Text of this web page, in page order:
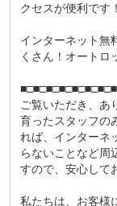
クセスが便利です！
インターネット無
くさん！オートロ
ご覧いただき、あ
育ったスタッフの
れば、インターネ
らないことなど周
すので、安心して
私たちは、お客様